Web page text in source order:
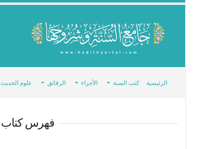
الرئيسية كتب السنة الأجزاء الرقائق علوم الحديث
فهرس كتاب